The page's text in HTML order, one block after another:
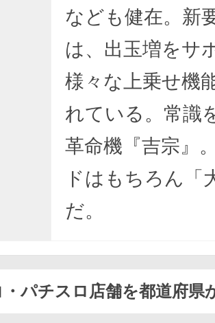
なども健在。新
は、出玉増をサ
様々な上乗せ機
れている。常識
革命機『吉宗』
ドはもちろん「
だ。
パチスロ店舗を都道府県